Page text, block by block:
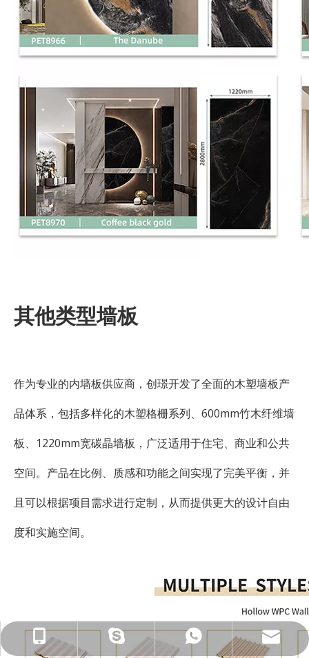
其他类型墙板
作为专业的内墙板供应商，创璟开发了全面的木塑墙板产
品体系，包括多样化的木塑格栅系列、600mm竹木纤维墙
板、1220mm宽碳晶墙板，广泛适用于住宅、商业和公共
空间。产品在比例、质感和功能之间实现了完美平衡，并
且可以根据项目需求进行定制，从而提供更大的设计自由
度和实施空间。
13929113888
lucky18177
13928691588
ck_Lucky@gdcreateking.com